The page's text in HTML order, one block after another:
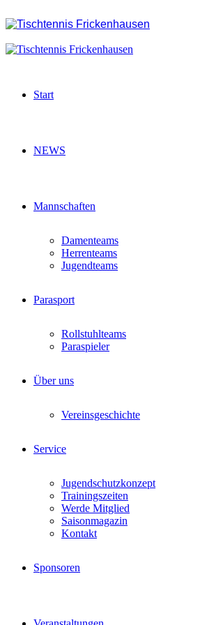
Start
NEWS
Mannschaften
Damenteams
Herrenteams
Jugendteams
Parasport
Rollstuhlteams
Paraspieler
Über uns
Vereinsgeschichte
Service
Jugendschutzkonzept
Trainingszeiten
Werde Mitglied
Saisonmagazin
Kontakt
Sponsoren